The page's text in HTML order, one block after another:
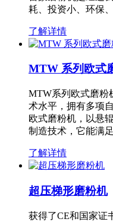
耗、投资小、环保
了解详情
MTW 系列欧式
MTW系列欧式磨粉
术水平，拥有多项
欧式磨粉机，以悬
制造技术，它能满
了解详情
超压梯形磨粉机
获得了CE和国家证